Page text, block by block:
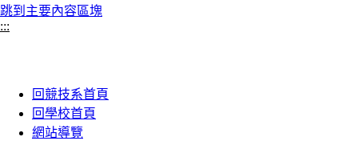
跳到主要內容區塊
:::
回競技系首頁
回學校首頁
網站導覽